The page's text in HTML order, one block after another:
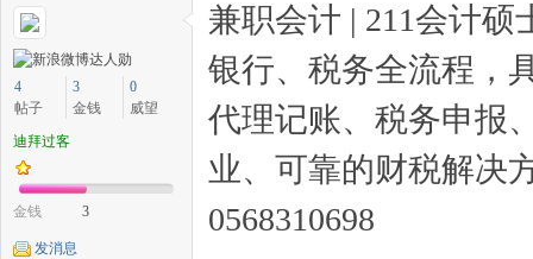
4
帖子
3
金钱
0
威望
迪拜过客
金钱 3
发消息
兼职会计 | 211会计
银行、税务全流程，
代理记账、税务申报
业、可靠的财税解决
0568310698